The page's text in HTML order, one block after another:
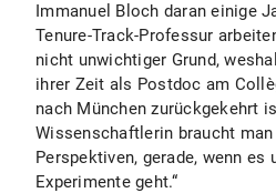
Immanuel Bloch daran einige
Tenure-Track-Professur
nicht unwichtiger Grund,
ihrer Zeit als Postdoc am
nach München zurückgekehrt
Wissenschaftlerin braucht
Perspektiven, gerade, wenn es
Experimente geht.“